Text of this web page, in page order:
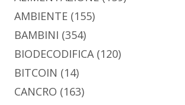
AMBIENTE (155)
BAMBINI (354)
BIODECODIFICA(120)
BITCOIN (14)
CANCRO (163)